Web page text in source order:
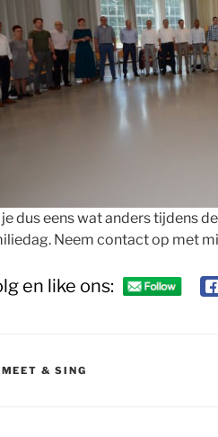
dus eens wat anders tijdens
Neem contact op met
en like ons:
CATEGORIEËN
MEET & SING